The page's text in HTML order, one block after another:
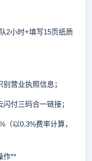
小时+填写15页纸质
营业执照信息；
付三码合一链接；
以0.3%费率计算，
作**